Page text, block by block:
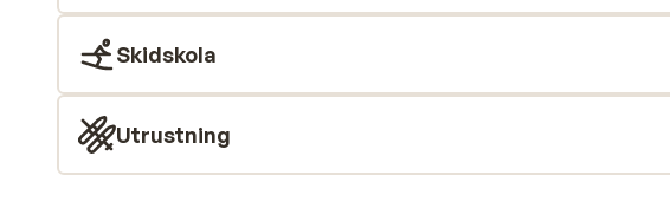
Skidskola
Utrustning